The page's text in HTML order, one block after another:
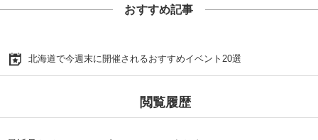
おすすめ記事
北海道で今週末に開催されるおすすめイベント20選
閲覧履歴